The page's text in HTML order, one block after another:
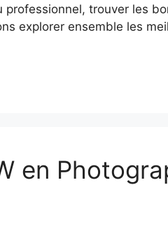
professionnel, trouver les
explorer ensemble les
en